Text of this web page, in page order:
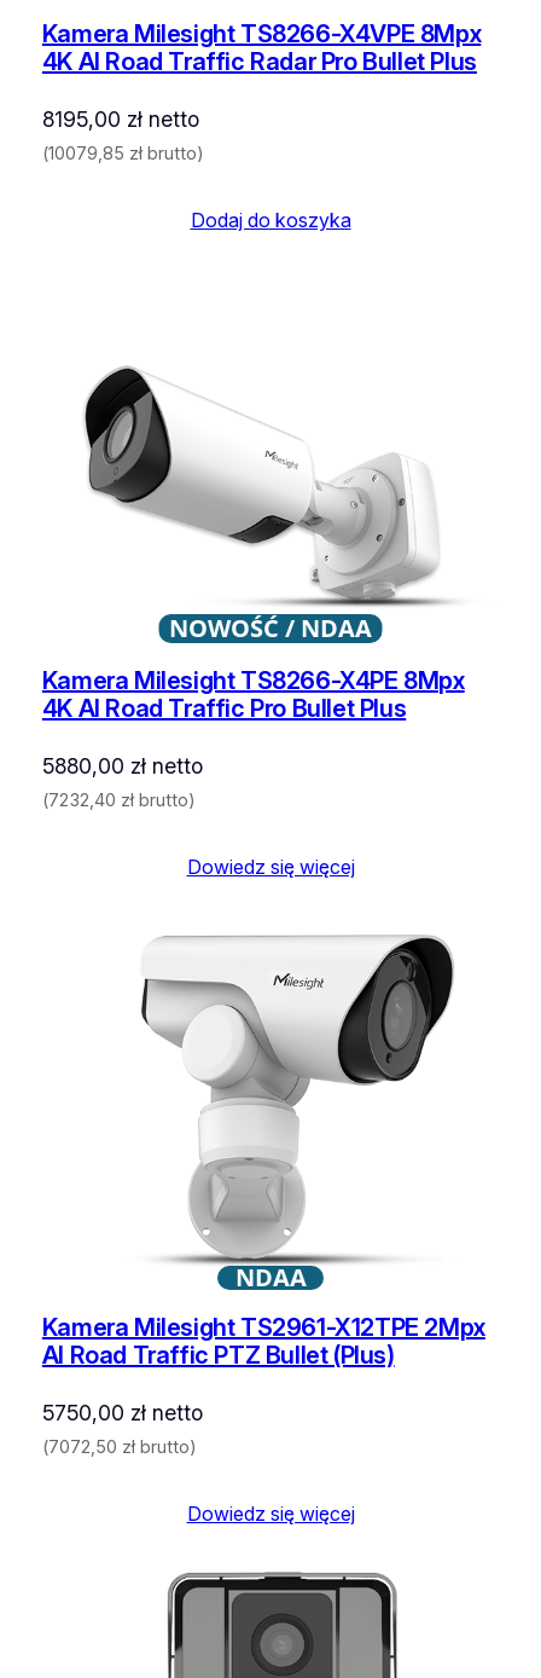
Kamera Milesight TS8266-X4VPE 8Mpx
4K AI Road Traffic Radar Pro Bullet Plus
8195,00 złnetto
(10079,85 złbrutto)
Dodaj do koszyka
NOWOŚĆ / NDAA
Kamera Milesight TS8266-X4PE 8Mpx
4K AI Road Traffic Pro Bullet Plus
5880,00 złnetto
(7232,40 złbrutto)
Dowiedz się więcej
NDAA
Kamera Milesight TS2961-X12TPE 2Mpx
AI Road Traffic PTZ Bullet (Plus)
5750,00 złnetto
(7072,50 złbrutto)
Dowiedz się więcej